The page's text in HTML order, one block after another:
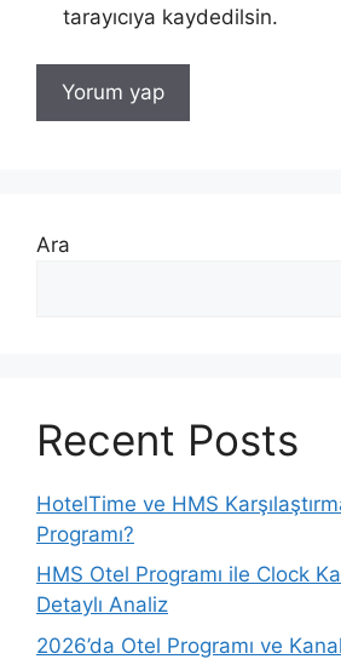
tarayıcıya kaydedilsin.
Ara
Recent Posts
HotelTime ve HMS
Programı?
HMS Otel Programı ile Clock
Detaylı Analiz
2026’da Otel Programı ve